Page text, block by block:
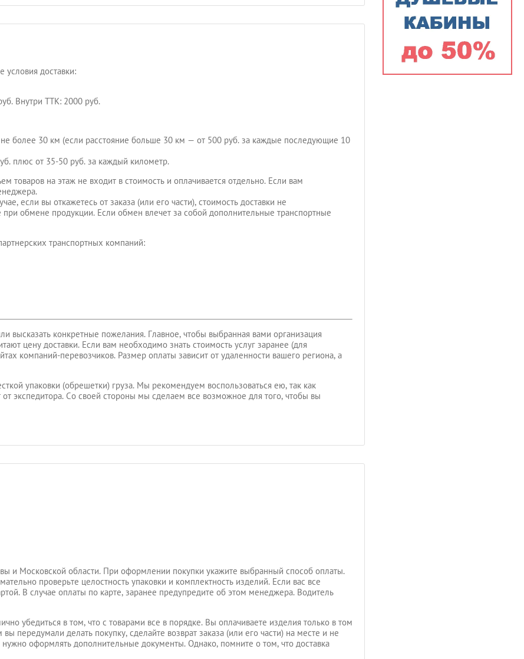
доставки:
Внутри ТТК: 2000 руб.
более 30 км (если расстояние больше 30 км — от 500 руб. за каждые последующие 10
плюс от 35-50 руб. за каждый километр.
товаров на этаж не входит в стоимость и оплачивается отдельно. Если вам
если вы откажетесь от заказа (или его части), стоимость доставки не
обмене продукции. Если обмен влечет за собой дополнительные транспортные
транспортных компаний:
высказать конкретные пожелания. Главное, чтобы выбранная вами организация
цену доставки. Если вам необходимо знать стоимость услуг заранее (для
компаний-перевозчиков. Размер оплаты зависит от удаленности вашего региона, а
упаковки (обрешетки) груза. Мы рекомендуем воспользоваться ею, так как
экспедитора. Со своей стороны мы сделаем все возможное для того, чтобы вы
и Московской области. При оформлении покупки укажите выбранный способ оплаты.
проверьте целостность упаковки и комплектность изделий. Если вас все
В случае оплаты по карте, заранее предупредите об этом менеджера. Водитель
убедиться в том, что с товарами все в порядке. Вы оплачиваете изделия только в том
передумали делать покупку, сделайте возврат заказа (или его части) на месте и не
оформлять дополнительные документы. Однако, помните о том, что доставка